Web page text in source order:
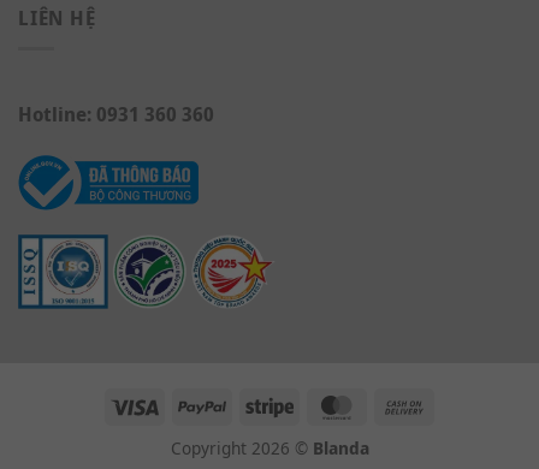
LIÊN HỆ
Hotline: 0931 360 360
Copyright 2026 © Blanda